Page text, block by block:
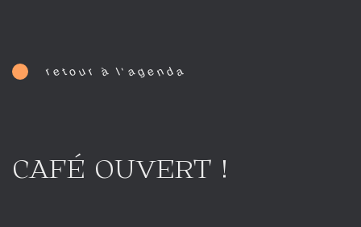
CAFÉ OUVERT !
r eto u r à l' age n d a